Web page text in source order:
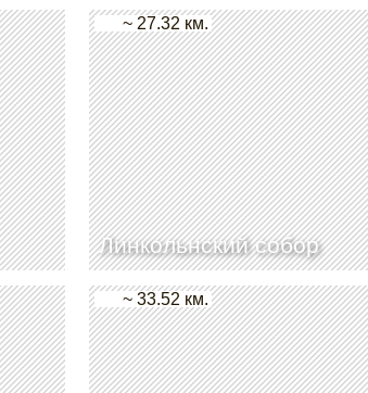
Линкольнский собор
~ 27.32 км.
~ 33.52 км.